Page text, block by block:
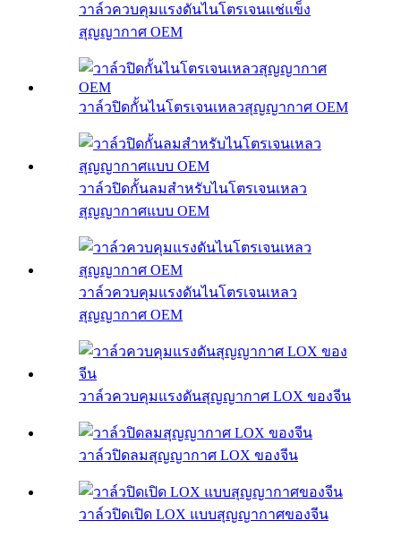
วาล์วควบคุมแรงดันไนโตรเจนแช่แข็ง
สุญญากาศ OEM
วาล์วปิดกั้นไนโตรเจนเหลวสุญญากาศ OEM
วาล์วปิดกั้นลมสำหรับไนโตรเจนเหลว
สุญญากาศแบบ OEM
วาล์วควบคุมแรงดันไนโตรเจนเหลว
สุญญากาศ OEM
วาล์วควบคุมแรงดันสุญญากาศ LOX ของจีน
วาล์วปิดลมสุญญากาศ LOX ของจีน
วาล์วปิดเปิด LOX แบบสุญญากาศของจีน